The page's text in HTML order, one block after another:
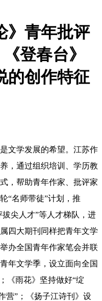
》青年批评
登春台》
的创作特征
学发展的希望。江苏作
，通过组织培训、学历教
，帮助青年作家、批评家
“名师带徒”计划，推
尖人才”等人才梯队，进
四大期刊同样把青年文学
办全国青年作家笔会并联
年文学季，设立面向全国
《雨花》坚持做好“绽
营”；《扬子江诗刊》设